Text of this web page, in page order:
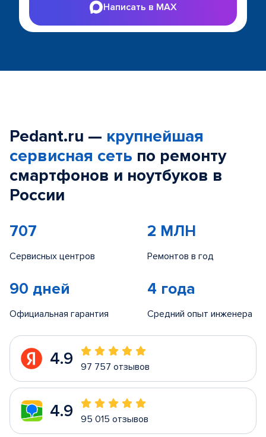
Написать в MAX
Pedant.ru — крупнейшая
сервисная сеть по ремонту
смартфонов и ноутбуков в
России
707
Сервисных центров
2 МЛН
Ремонтов в год
90 дней
Официальная гарантия
4 года
Средний опыт инженера
4.9 97 757 отзывов
4.9 95 015 отзывов